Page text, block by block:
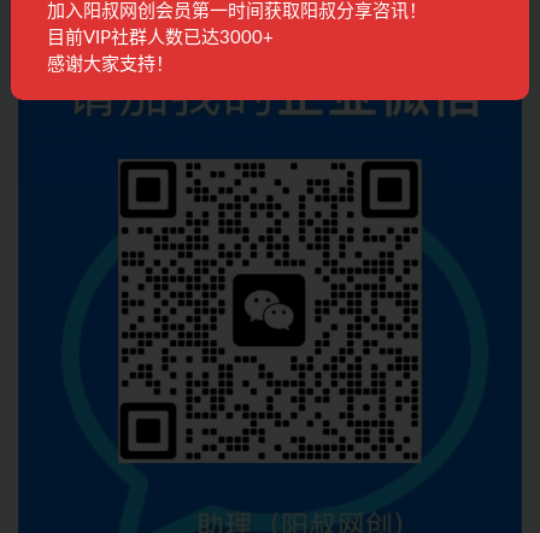
联系客服
加入阳叔网创会员第一时间获取阳叔分享咨讯！
目前VIP社群人数已达3000+
感谢大家支持！